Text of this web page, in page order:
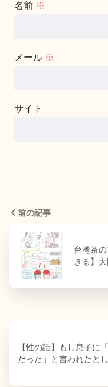
名前 ※
メール ※
サイト
前の記事
台湾茶
きる】
【性の話】もし息子に
だった」と言われたと